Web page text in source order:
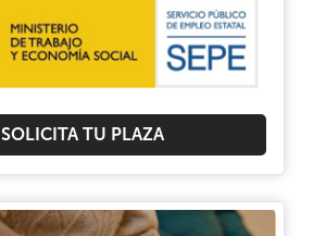
SOLICITA TU PLAZA